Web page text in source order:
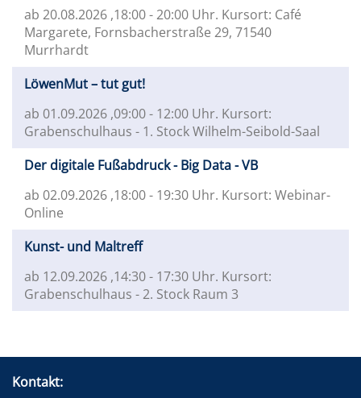
ab 20.08.2026 ,18:00 - 20:00 Uhr. Kursort: Café
Margarete, Fornsbacherstraße 29, 71540
Murrhardt
LöwenMut – tut gut!
ab 01.09.2026 ,09:00 - 12:00 Uhr. Kursort:
Grabenschulhaus - 1. Stock Wilhelm-Seibold-Saal
Der digitale Fußabdruck - Big Data - VB
ab 02.09.2026 ,18:00 - 19:30 Uhr. Kursort: Webinar-
Online
Kunst- und Maltreff
ab 12.09.2026 ,14:30 - 17:30 Uhr. Kursort:
Grabenschulhaus - 2. Stock Raum 3
Kontakt: